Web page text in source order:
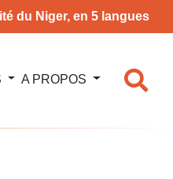
du Niger, en 5 langues
A PROPOS